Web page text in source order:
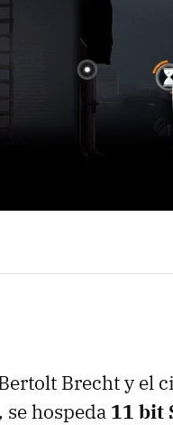
Brecht y el
hospeda 11 bit